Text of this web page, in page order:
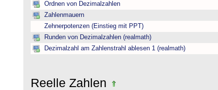
Ordnen von Dezimalzahlen
Zahlenmauern
Zehnerpotenzen (Einstieg mit PPT)
Runden von Dezimalzahlen (realmath)
Dezimalzahl am Zahlenstrahl ablesen 1 (realmath)
Reelle Zahlen